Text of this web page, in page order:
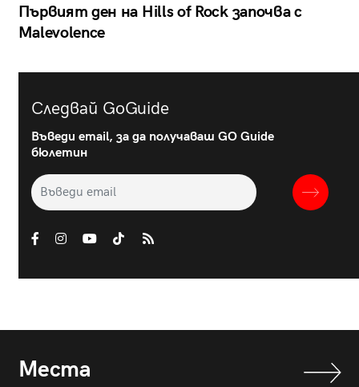
Първият ден на Hills of Rock започва с
Malevolence
Следвай GoGuide
Въведи email, за да получаваш GO Guide
бюлетин
Места